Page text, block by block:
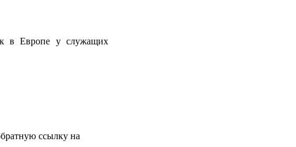
в Европе у служащих
ссылку на